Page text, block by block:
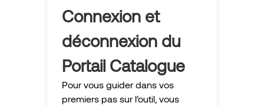
Connexion et
déconnexion du
Portail Catalogue
Pour vous guider dans vos
premiers pas sur l’outil, vous